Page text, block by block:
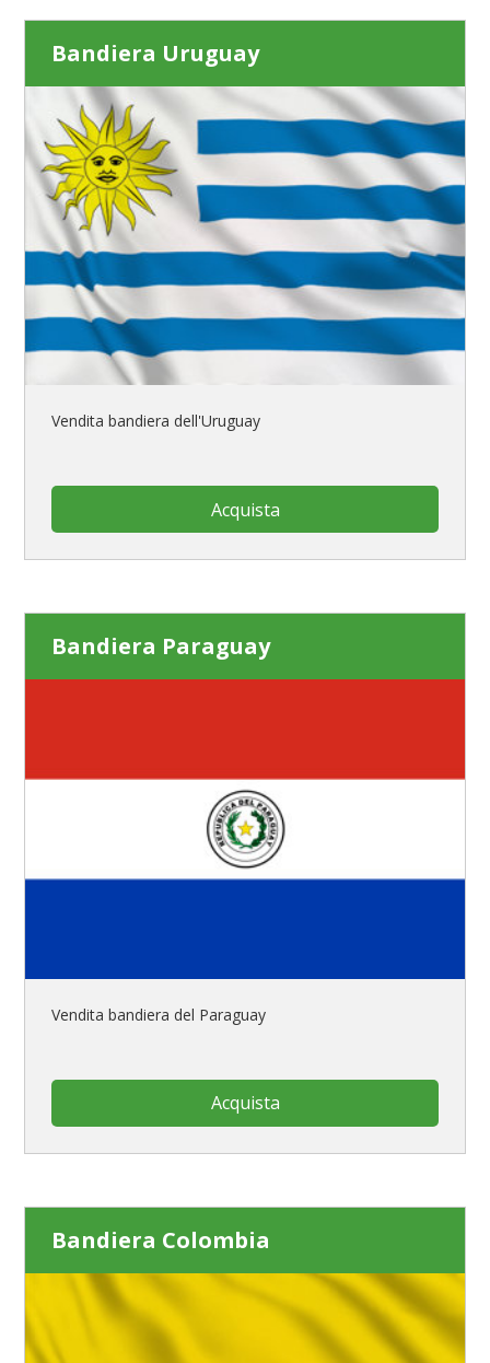
Bandiera Uruguay
Vendita bandiera dell'Uruguay
Acquista
Bandiera Paraguay
Vendita bandiera del Paraguay
Acquista
Bandiera Colombia